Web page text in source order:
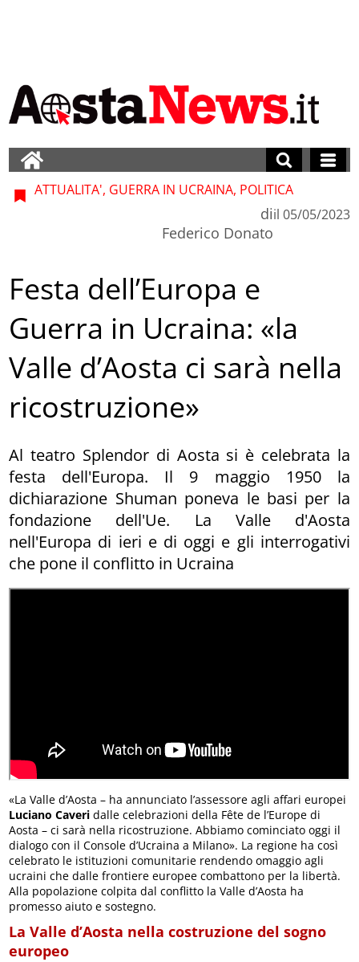
ATTUALITA', GUERRA IN UCRAINA, POLITICA
di
Federico Donato
il 05/05/2023
Festa dell’Europa e
Guerra in Ucraina: «la
Valle d’Aosta ci sarà nella
ricostruzione»
Al teatro Splendor di Aosta si è celebrata la
festa dell'Europa. Il 9 maggio 1950 la
dichiarazione Shuman poneva le basi per la
fondazione dell'Ue. La Valle d'Aosta
nell'Europa di ieri e di oggi e gli interrogativi
che pone il conflitto in Ucraina
«La Valle d’Aosta – ha annunciato l’assessore agli affari europei
Luciano Caveri dalle celebrazioni della Fête de l’Europe di
Aosta – ci sarà nella ricostruzione. Abbiamo cominciato oggi il
dialogo con il Console d’Ucraina a Milano». La regione ha così
celebrato le istituzioni comunitarie rendendo omaggio agli
ucraini che dalle frontiere europee combattono per la libertà.
Alla popolazione colpita dal conflitto la Valle d’Aosta ha
promesso aiuto e sostegno.
La Valle d’Aosta nella costruzione del sogno
europeo